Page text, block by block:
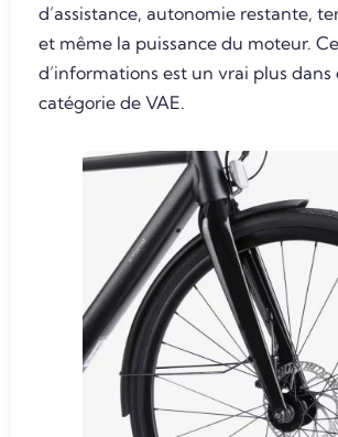
d’assistance, autonomie restante,
et même la puissance du moteur.
d’informations est un vrai plus dans
catégorie de VAE.